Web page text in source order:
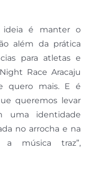
ideia é manter o
além da prática
para atletas e
Race Aracaju
quero mais. E é
queremos levar
uma identidade
no arrocha e na
a música traz”,